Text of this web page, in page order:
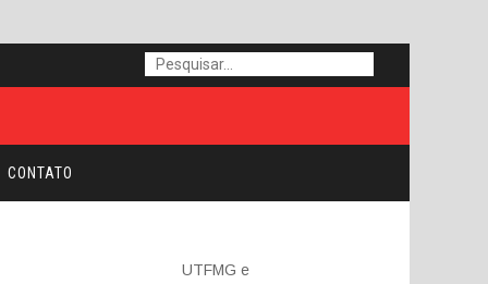
CONTATO
UTFMG e